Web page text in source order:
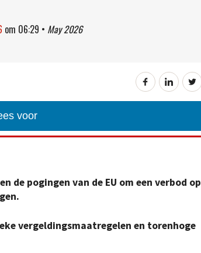
om 06:29 • May 2026
voor
de pogingen van de EU om een verbod op
vergeldingsmaatregelen en torenhoge